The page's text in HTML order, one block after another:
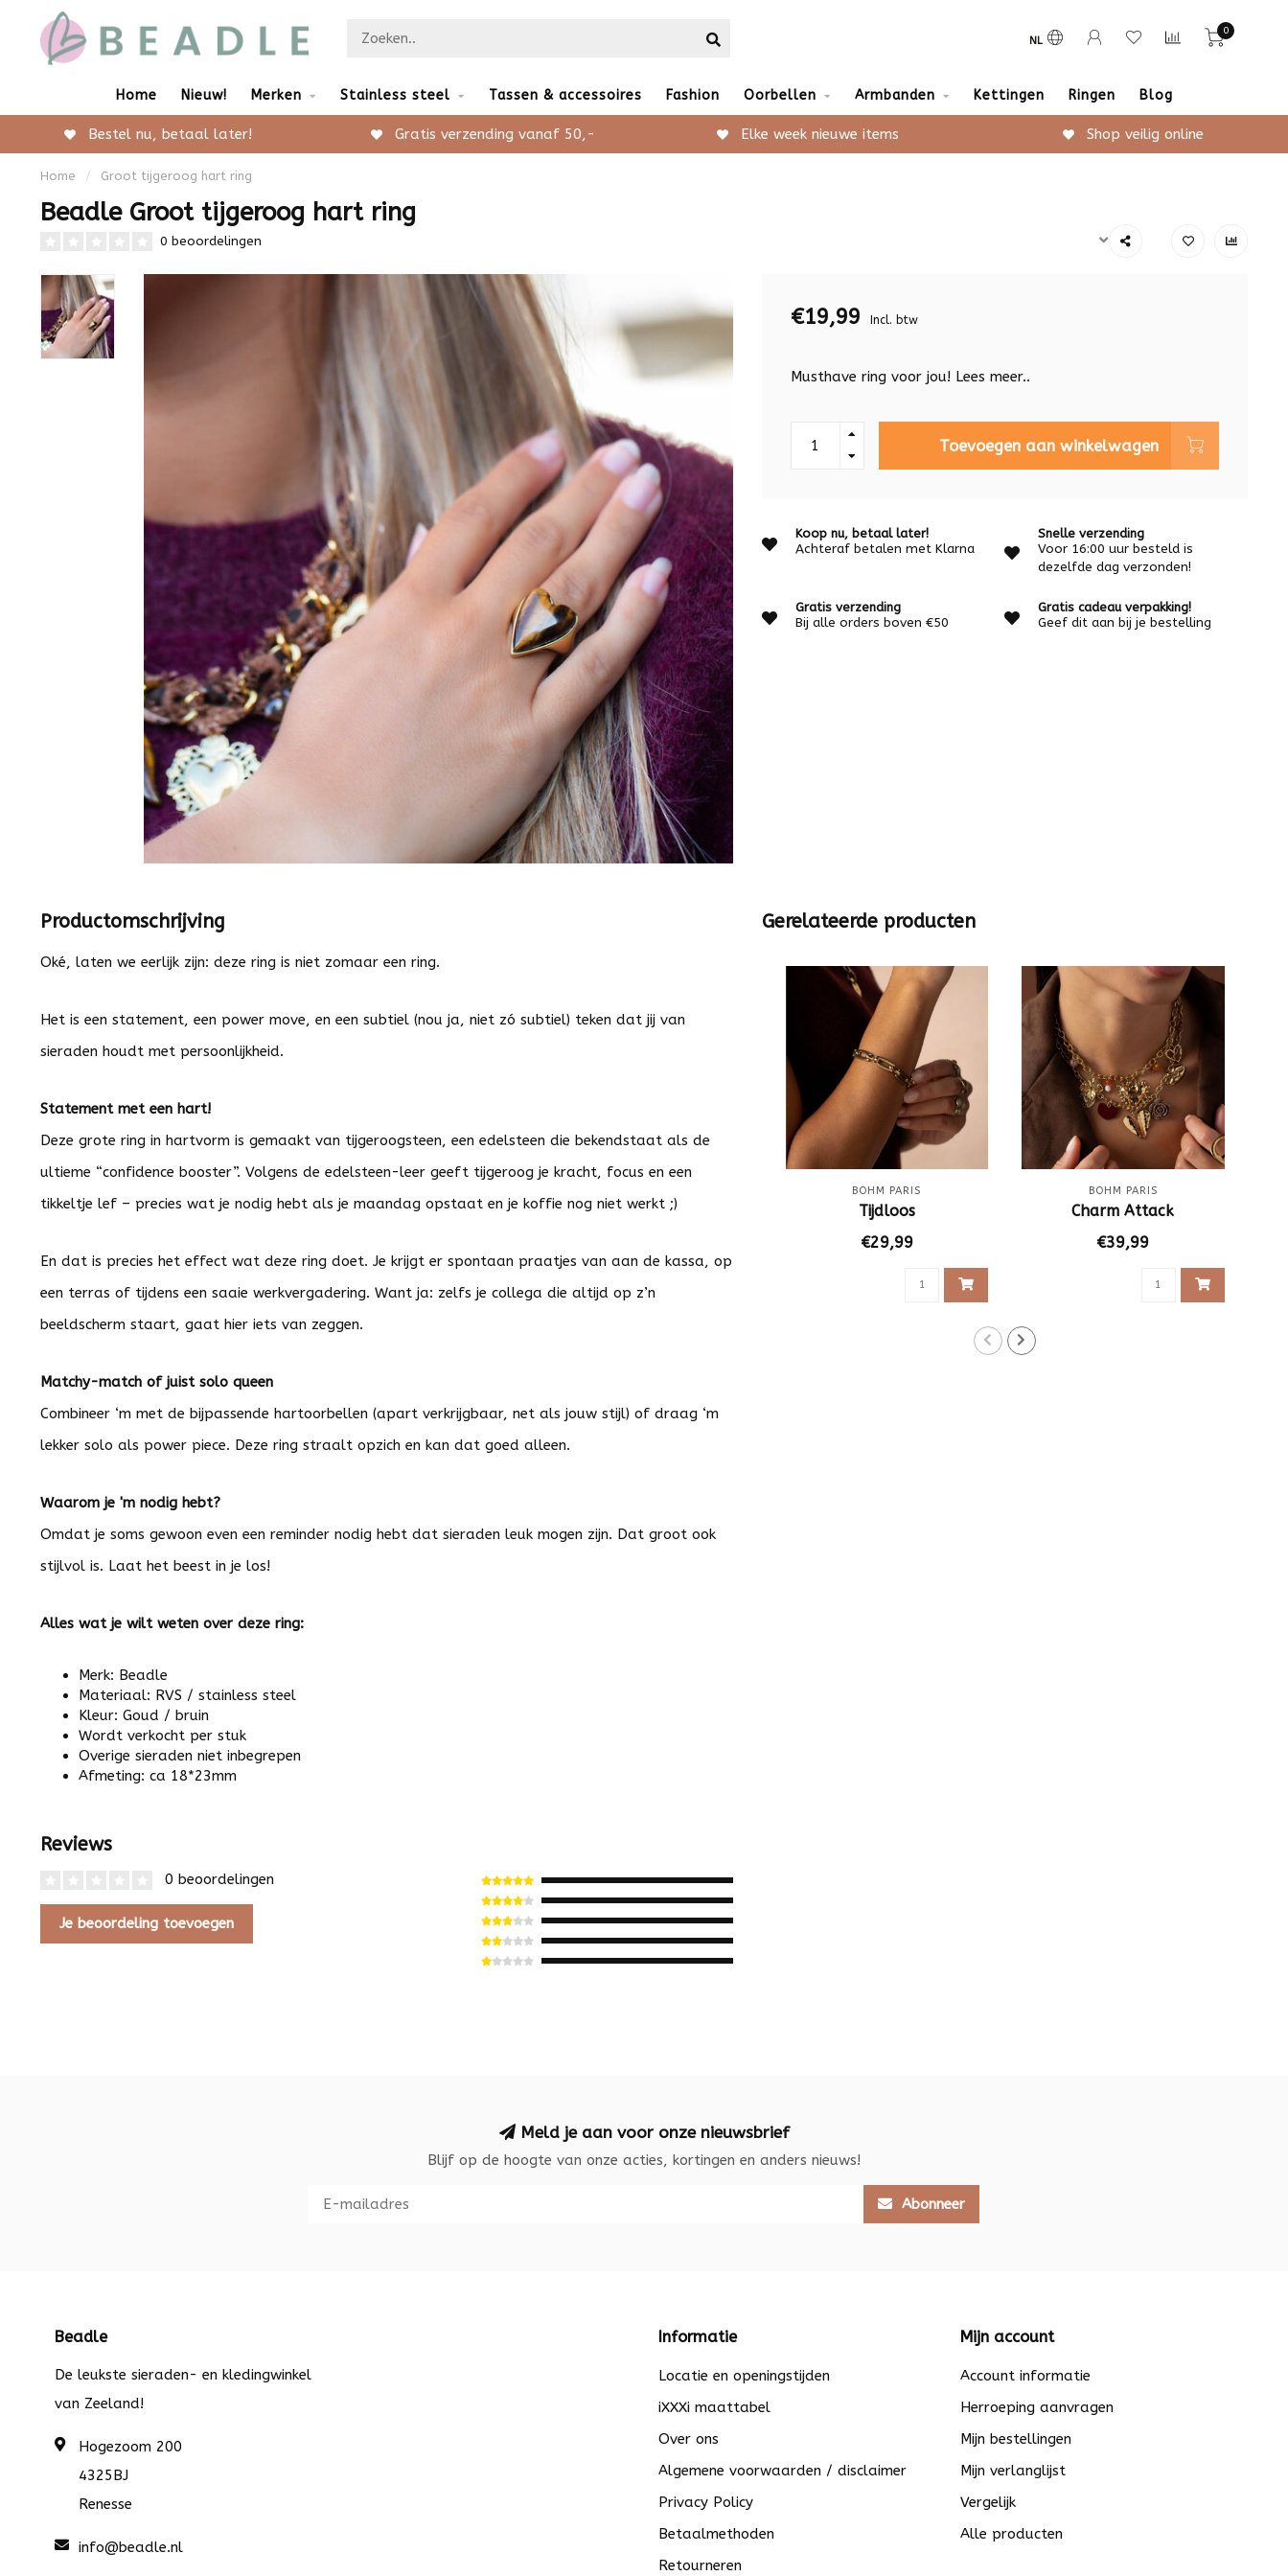
NL
0
Home Nieuw! Merken Stainless steel Tassen & accessoires Fashion Oorbellen Armbanden Kettingen Ringen Blog
Bestel nu, betaal later! Gratis verzending vanaf 50,- Elke week nieuwe items Shop veilig online
Home / Groot tijgeroog hart ring
Beadle Groot tijgeroog hart ring
0 beoordelingen
€19,99 Incl. btw
Musthave ring voor jou! Lees meer..
Toevoegen aan winkelwagen
Koop nu, betaal later!
Achteraf betalen met Klarna
Snelle verzending
Voor 16:00 uur besteld is
dezelfde dag verzonden!
Gratis verzending
Bij alle orders boven €50
Gratis cadeau verpakking!
Geef dit aan bij je bestelling
Productomschrijving
Oké, laten we eerlijk zijn: deze ring is niet zomaar een ring.
Het is een statement, een power move, en een subtiel (nou ja, niet zó subtiel) teken dat jij van
sieraden houdt met persoonlijkheid.
Statement met een hart!
Deze grote ring in hartvorm is gemaakt van tijgeroogsteen, een edelsteen die bekendstaat als de
ultieme “confidence booster”. Volgens de edelsteen-leer geeft tijgeroog je kracht, focus en een
tikkeltje lef – precies wat je nodig hebt als je maandag opstaat en je koffie nog niet werkt ;)
En dat is precies het effect wat deze ring doet. Je krijgt er spontaan praatjes van aan de kassa, op
een terras of tijdens een saaie werkvergadering. Want ja: zelfs je collega die altijd op z’n
beeldscherm staart, gaat hier iets van zeggen.
Matchy-match of juist solo queen
Combineer ‘m met de bijpassende hartoorbellen (apart verkrijgbaar, net als jouw stijl) of draag ‘m
lekker solo als power piece. Deze ring straalt opzich en kan dat goed alleen.
Waarom je 'm nodig hebt?
Omdat je soms gewoon even een reminder nodig hebt dat sieraden leuk mogen zijn. Dat groot ook
stijlvol is. Laat het beest in je los!
Alles wat je wilt weten over deze ring:
Merk: Beadle
Materiaal: RVS / stainless steel
Kleur: Goud / bruin
Wordt verkocht per stuk
Overige sieraden niet inbegrepen
Afmeting: ca 18*23mm
Reviews
0 beoordelingen
Je beoordeling toevoegen
Gerelateerde producten
BOHM PARIS
Tijdloos
€29,99
BOHM PARIS
Charm Attack
€39,99
Meld je aan voor onze nieuwsbrief
Blijf op de hoogte van onze acties, kortingen en anders nieuws!
Abonneer
Beadle
De leukste sieraden- en kledingwinkel
van Zeeland!
Hogezoom 200
4325BJ
Renesse
info@beadle.nl
Informatie
Locatie en openingstijden
iXXXi maattabel
Over ons
Algemene voorwaarden / disclaimer
Privacy Policy
Betaalmethoden
Retourneren
Mijn account
Account informatie
Herroeping aanvragen
Mijn bestellingen
Mijn verlanglijst
Vergelijk
Alle producten